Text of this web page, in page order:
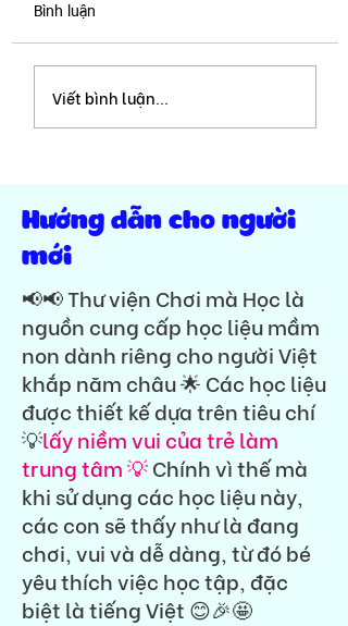
Ghép vần với âm tr |
học - lớp 1
Bình luận
Viết bình luận...
Hướng dẫn cho người
mới
📢📢 Thư viện Chơi mà Học là
nguồn cung cấp học liệu mầm
non dành riêng cho người Việt
khắp năm châu 🌟 Các học liệu
được thiết kế dựa trên tiêu chí
💡lấy niềm vui của trẻ làm
trung tâm 💡Chính vì thế mà
khi sử dụng các học liệu này,
các con sẽ thấy như là đang
chơi, vui và dễ dàng, từ đó bé
yêu thích việc học tập, đặc
biệt là tiếng Việt 😊🎉🤩